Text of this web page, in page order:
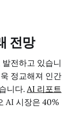
전망
전하고 있습니
정교해져 인간
니다. AI 리포트
AI 시장은 40%